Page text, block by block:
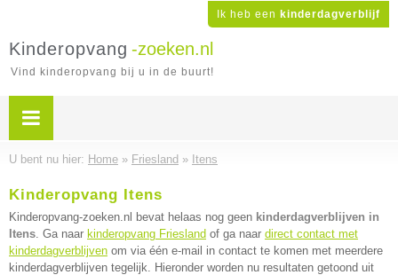
Ik heb een kinderdagverblijf
Kinderopvang -zoeken.nl
Vind kinderopvang bij u in de buurt!
U bent nu hier: Home » Friesland » Itens
Kinderopvang Itens
Kinderopvang-zoeken.nl bevat helaas nog geen kinderdagverblijven in
Itens. Ga naar kinderopvang Friesland of ga naar direct contact met
kinderdagverblijven om via één e-mail in contact te komen met meerdere
kinderdagverblijven tegelijk. Hieronder worden nu resultaten getoond uit